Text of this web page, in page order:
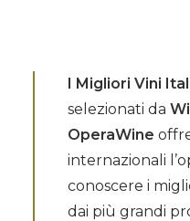
I Migliori Vini
selezionati da
OperaWine
internazionali
conoscere i
dai più grandi